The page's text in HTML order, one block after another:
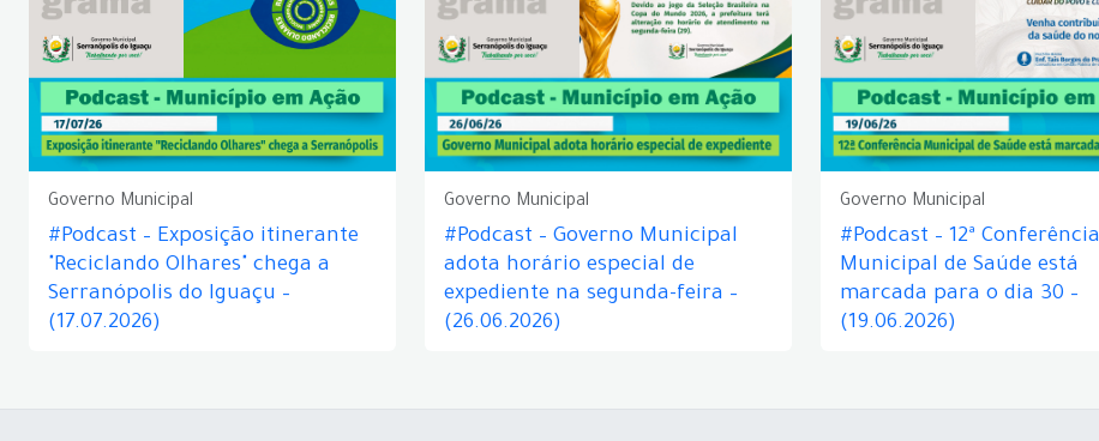
Governo Municipal
#Podcast – Exposição itinerante
"Reciclando Olhares" chega a
Serranópolis do Iguaçu –
(17.07.2026)
Governo Municipal
#Podcast – Governo Municipal
adota horário especial de
expediente na segunda-feira –
(26.06.2026)
Governo Municipal
#Podcast – 12ª Conferência
Municipal de Saúde está
marcada para o dia 30 –
(19.06.2026)